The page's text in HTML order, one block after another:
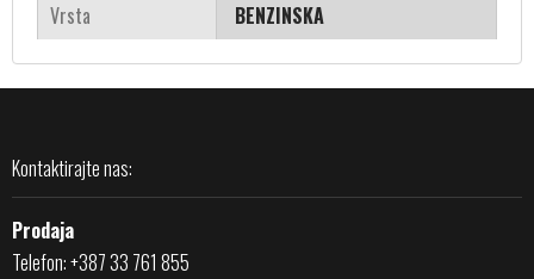
Vrsta
BENZINSKA
Kontaktirajte nas:
Prodaja
Telefon: +387 33 761 855